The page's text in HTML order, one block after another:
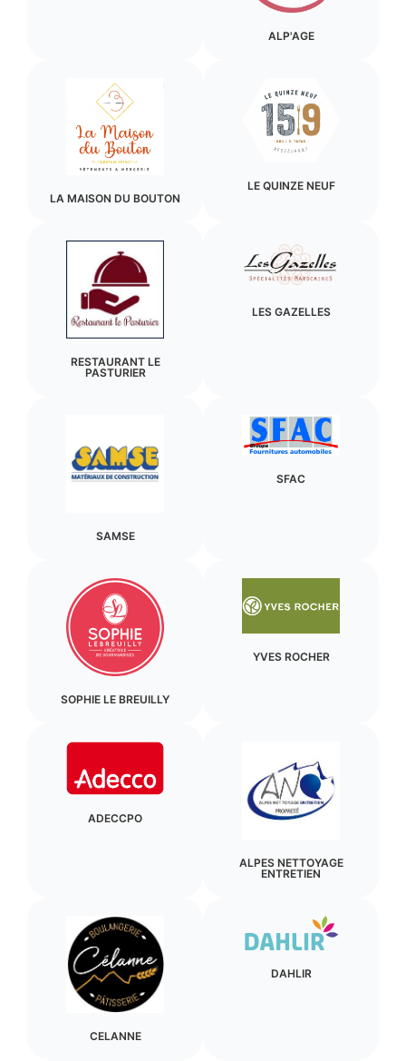
ALP'AGE
LA MAISON DU BOUTON
LE QUINZE NEUF
RESTAURANT LE
PASTURIER
LES GAZELLES
SAMSE
SFAC
SOPHIE LE BREUILLY
YVES ROCHER
ADECCPO
ALPES NETTOYAGE
ENTRETIEN
CELANNE
DAHLIR